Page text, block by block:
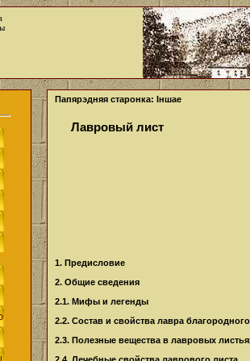
Папярэдняя старонка: Іншае
Лавровый лист
1. Предисловие
2. Общие сведения
2.1. Мифы и легенды
2.2. Состав и свойства лавра благородного
2.3. Полезные вещества в лавровых